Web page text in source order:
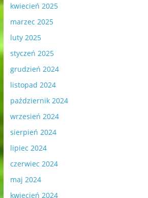
kwiecień 2025
marzec 2025
luty 2025
styczeń 2025
grudzień 2024
listopad 2024
październik 2024
wrzesień 2024
sierpień 2024
lipiec 2024
czerwiec 2024
maj 2024
kwiecień 2024